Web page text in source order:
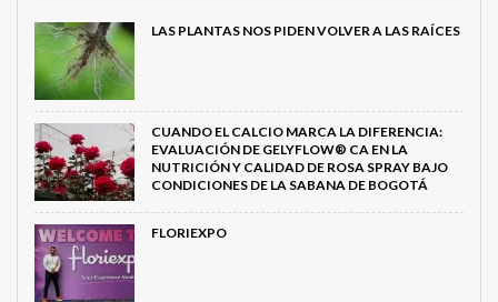
LAS PLANTAS NOS PIDEN VOLVER A LAS RAÍCES
CUANDO EL CALCIO MARCA LA DIFERENCIA:
EVALUACIÓN DE GELYFLOW® CA EN LA
NUTRICIÓN Y CALIDAD DE ROSA SPRAY BAJO
CONDICIONES DE LA SABANA DE BOGOTÁ
FLORIEXPO